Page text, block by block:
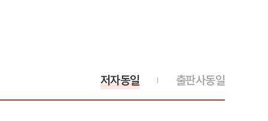
출판사동일
저자동일